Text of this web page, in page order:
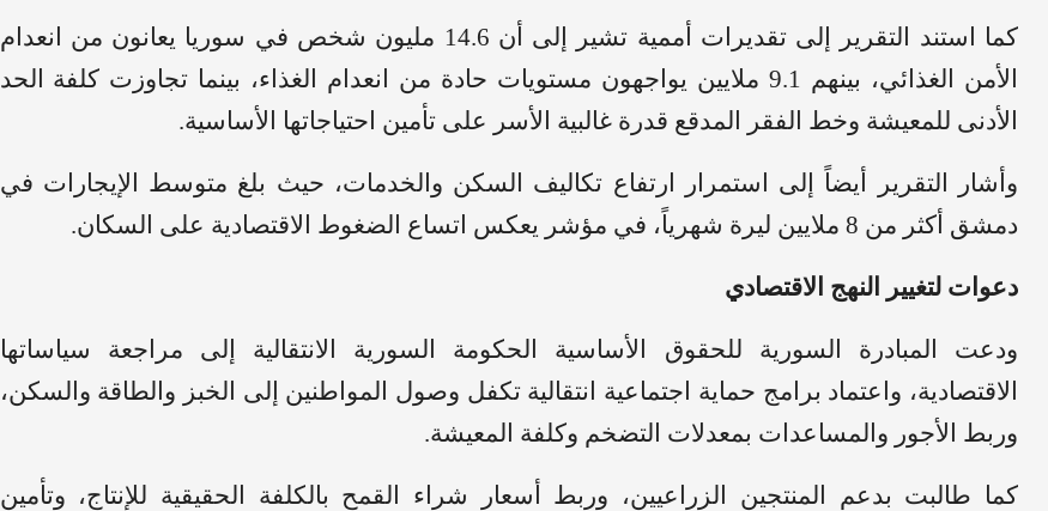
كما استند التقرير إلى تقديرات أممية تشير إلى أن 14.6 مليون شخص في سوريا يعانون من انعدام
الأمن الغذائي، بينهم 9.1 ملايين يواجهون مستويات حادة من انعدام الغذاء، بينما تجاوزت كلفة الحد
الأدنى للمعيشة وخط الفقر المدقع قدرة غالبية الأسر على تأمين احتياجاتها الأساسية.
وأشار التقرير أيضاً إلى استمرار ارتفاع تكاليف السكن والخدمات، حيث بلغ متوسط الإيجارات في
دمشق أكثر من 8 ملايين ليرة شهرياً، في مؤشر يعكس اتساع الضغوط الاقتصادية على السكان.
دعوات لتغيير النهج الاقتصادي
ودعت المبادرة السورية للحقوق الأساسية الحكومة السورية الانتقالية إلى مراجعة سياساتها
الاقتصادية، واعتماد برامج حماية اجتماعية انتقالية تكفل وصول المواطنين إلى الخبز والطاقة والسكن،
وربط الأجور والمساعدات بمعدلات التضخم وكلفة المعيشة.
كما طالبت بدعم المنتجين الزراعيين، وربط أسعار شراء القمح بالكلفة الحقيقية للإنتاج، وتأمين